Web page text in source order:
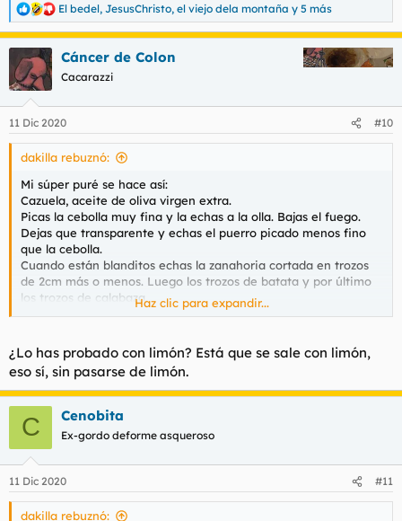
R
e
a
c
i
e
s
El bedel, JesusChristo, el viejo dela montaña y 5 más
Cáncer de Colon
Cacarazzi
11 Dic 2020 #10
dakilla rebuznó:
Mi súper puré se hace así:
Cazuela, aceite de oliva virgen extra.
Picas la cebolla muy fina y la echas a la olla. Bajas el fuego.
Dejas que transparente y echas el puerro picado menos fino
que la cebolla.
Cuando están blanditos echas la zanahoria cortada en trozos
de 2cm más o menos. Luego los trozos de batata y por último
los trozos de calabaza.
Dejas un rato hasta que huela bien a casa de pueblo. Entonces
guindilla seca aplastada, espolvoreada. Remueves y a seguir
con lo tuyo, unos 15 min.
Ya cuando huele que te mueres echas agua hasta cubrir todo
pero que sobresalga algún trozo sin pasarse.
Hervir.
Cuando esté blando vas recogiendo trozos y a la batidora.
Luego un poco de parmesano y una mini dosis de leche
evaporada. Volver a calentar.
Eso quita todos los males.
Haz clic para expandir...
¿Lo has probado con limón? Está que se sale con limón,
eso sí, sin pasarse de limón.
C Cenobita
Ex-gordo deforme asqueroso
11 Dic 2020 #11
dakilla rebuznó: